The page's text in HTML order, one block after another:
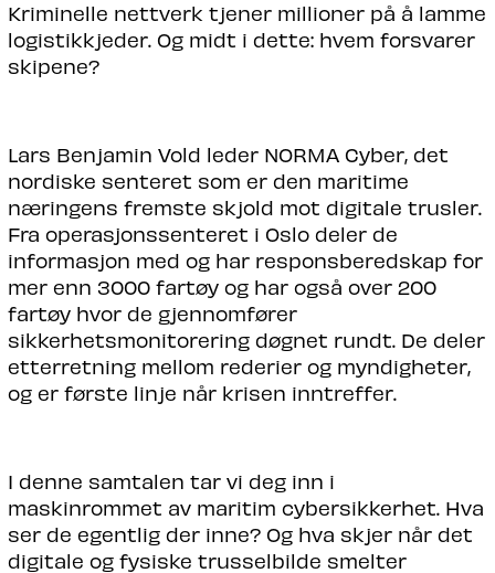
Kriminelle nettverk tjener millioner på å lamme
logistikkjeder. Og midt i dette: hvem forsvarer
skipene?
Lars Benjamin Vold leder NORMA Cyber, det
nordiske senteret som er den maritime
næringens fremste skjold mot digitale trusler.
Fra operasjonssenteret i Oslo deler de
informasjon med og har responsberedskap for
mer enn 3000 fartøy og har også over 200
fartøy hvor de gjennomfører
sikkerhetsmonitorering døgnet rundt. De deler
etterretning mellom rederier og myndigheter,
og er første linje når krisen inntreffer.
I denne samtalen tar vi deg inn i
maskinrommet av maritim cybersikkerhet. Hva
ser de egentlig der inne? Og hva skjer når det
digitale og fysiske trusselbilde smelter